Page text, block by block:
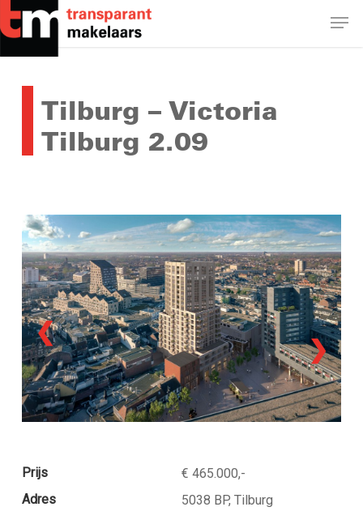
Skip
to
Tilburg – Victoria
Tilburg 2.09
❮
❯
Prijs
€ 465.000,-
Adres
5038 BP, Tilburg